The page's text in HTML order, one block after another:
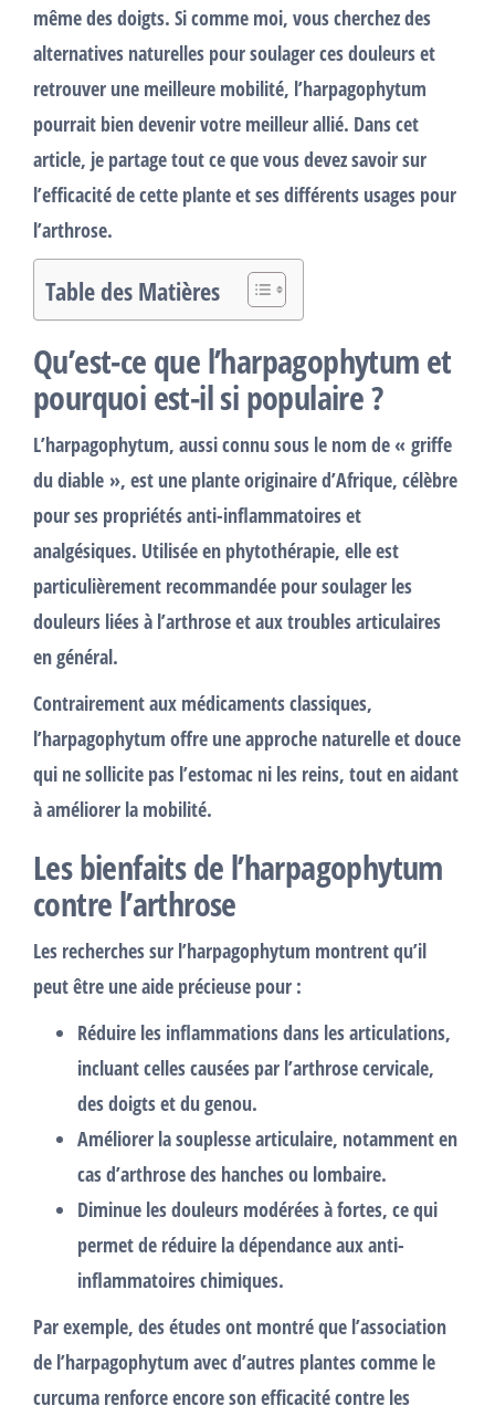
même des doigts. Si comme moi, vous cherchez des
alternatives naturelles pour soulager ces douleurs et
retrouver une meilleure mobilité, l’harpagophytum
pourrait bien devenir votre meilleur allié. Dans cet
article, je partage tout ce que vous devez savoir sur
l’efficacité de cette plante et ses différents usages pour
l’arthrose.
Table des Matières
Qu’est-ce que l’harpagophytum et
pourquoi est-il si populaire ?
L’harpagophytum, aussi connu sous le nom de « griffe
du diable », est une plante originaire d’Afrique, célèbre
pour ses propriétés anti-inflammatoires et
analgésiques. Utilisée en phytothérapie, elle est
particulièrement recommandée pour soulager les
douleurs liées à l’arthrose et aux troubles articulaires
en général.
Contrairement aux médicaments classiques,
l’harpagophytum offre une approche naturelle et douce
qui ne sollicite pas l’estomac ni les reins, tout en aidant
à améliorer la mobilité.
Les bienfaits de l’harpagophytum
contre l’arthrose
Les recherches sur l’harpagophytum montrent qu’il
peut être une aide précieuse pour :
Réduire les inflammationsdans les articulations,
incluant celles causées par l’arthrose cervicale,
des doigts et du genou.
Améliorer la souplesse articulaire, notamment en
cas d’arthrose des hanches ou lombaire.
Diminue les douleurs modérées à fortes, ce qui
permet de réduire la dépendance aux anti-
inflammatoires chimiques.
Par exemple, des études ont montré que l’association
de l’harpagophytum avec d’autres plantes comme le
curcuma renforce encore son efficacité contre les